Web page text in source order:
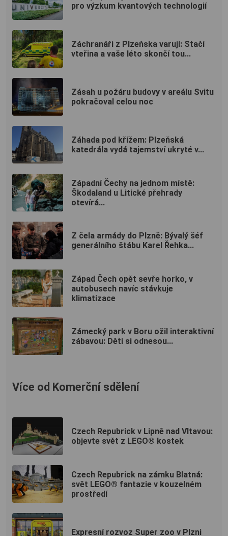
pro výzkum kvantových technologií
Záchranáři z Plzeňska varují: Stačí
vteřina a vaše léto skončí tou...
Zásah u požáru budovy v areálu Svitu
pokračoval celou noc
Záhada pod křížem: Plzeňská
katedrála vydá tajemství ukryté v...
Západní Čechy na jednom místě:
Škodaland u Litické přehrady
otevírá...
Z čela armády do Plzně: Bývalý šéf
generálního štábu Karel Řehka...
Západ Čech opět sevře horko, v
autobusech navíc stávkuje
klimatizace
Zámecký park v Boru ožil interaktivní
zábavou: Děti si odnesou...
Více od Komerční sdělení
Czech Repubrick v Lipně nad Vltavou:
objevte svět z LEGO® kostek
Czech Repubrick na zámku Blatná:
svět LEGO® fantazie v kouzelném
prostředí
Expresní rozvoz Super zoo v Plzni